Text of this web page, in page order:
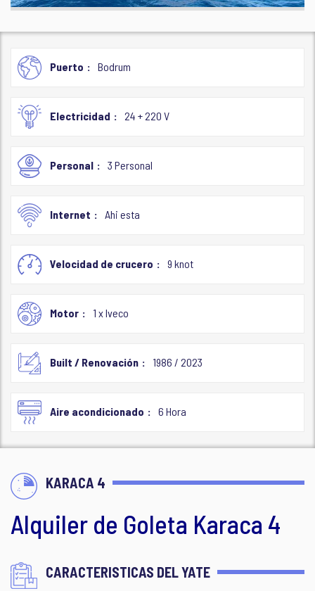
Puerto Bodrum
Electricidad 24 + 220 V
Personal 3 Personal
Internet Ahi esta
Velocidad de crucero 9 knot
Motor 1 x Iveco
Built / Renovación 1986 / 2023
Aire acondicionado 6 Hora
KARACA 4
Alquiler de Goleta Karaca 4
CARACTERISTICAS DEL YATE